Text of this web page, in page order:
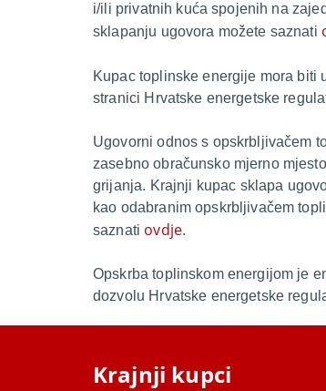
i/ili privatnih kuća spojenih na
sklapanju ugovora možete saznati
Kupac toplinske energije mora biti
stranici Hrvatske energetske
Ugovorni odnos s opskrbljivačem
zasebno obračunsko mjerno
grijanja. Krajnji kupac sklapa
kao odabranim opskrbljivačem
saznati ovdje.
Opskrba toplinskom energijom je
dozvolu Hrvatske energetske
Krajnji kupci